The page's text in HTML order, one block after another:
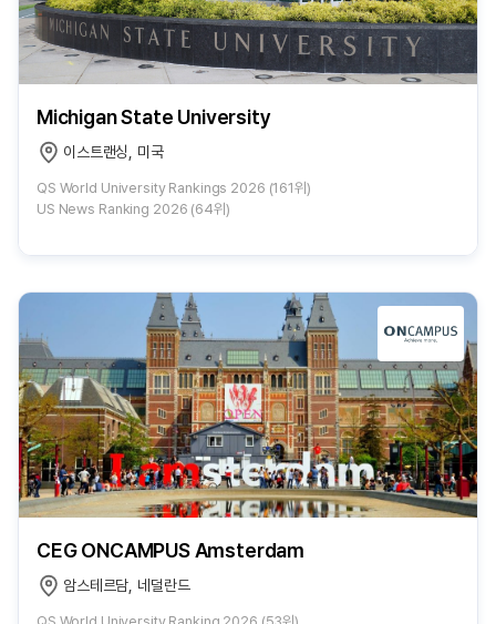
Michigan State University
이스트랜싱, 미국
QS World University Rankings 2026 (161위)
US News Ranking 2026 (64위)
CEG ONCAMPUS Amsterdam
암스테르담, 네덜란드